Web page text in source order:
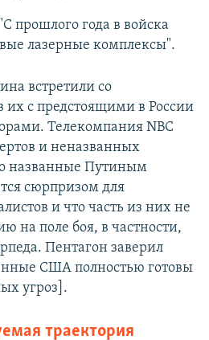
прошлого года в войска
лазерные комплексы".
встретили со
их с предстоящими в России
Телекомпания NBC
и неназванных
названные Путиным
сюрпризом для
и что часть из них не
на поле боя, в частности,
Пентагон заверил
США полностью готовы
угроз].
траектория